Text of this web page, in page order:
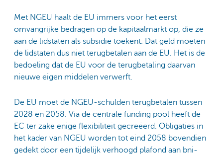
Met NGEU haalt de EU immers voor het eerst
omvangrijke bedragen op de kapitaalmarkt op, die ze
aan de lidstaten als subsidie toekent. Dat geld moeten
de lidstaten dus niet terugbetalen aan de EU. Het is de
bedoeling dat de EU voor de terugbetaling daarvan
nieuwe eigen middelen verwerft.
De EU moet de NGEU-schulden terugbetalen tussen
2028 en 2058. Via de centrale funding pool heeft de
EC ter zake enige flexibiliteit gecreëerd. Obligaties in
het kader van NGEU worden tot eind 2058 bovendien
gedekt door een tijdelijk verhoogd plafond aan bni-